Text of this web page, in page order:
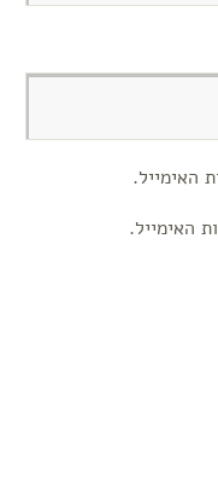
האימייל.
האימייל.